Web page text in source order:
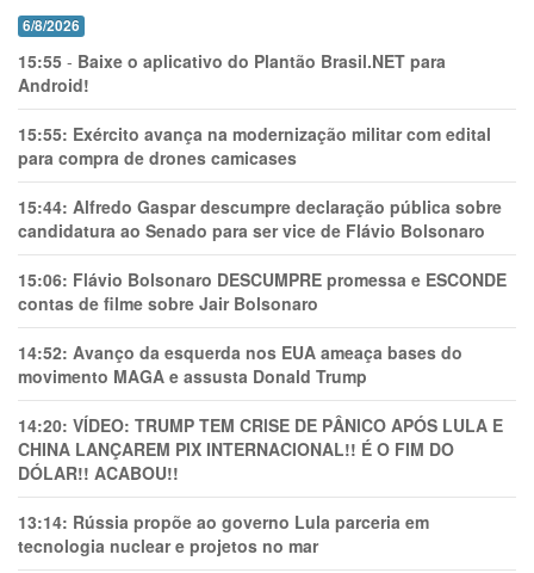
6/8/2026
15:55 - Baixe o aplicativo do Plantão Brasil.NET para
Android!
15:55: Exército avança na modernização militar com edital
para compra de drones camicases
15:44: Alfredo Gaspar descumpre declaração pública sobre
candidatura ao Senado para ser vice de Flávio Bolsonaro
15:06: Flávio Bolsonaro DESCUMPRE promessa e ESCONDE
contas de filme sobre Jair Bolsonaro
14:52: Avanço da esquerda nos EUA ameaça bases do
movimento MAGA e assusta Donald Trump
14:20: VÍDEO: TRUMP TEM CRlSE DE PÂNlCO APÓS LULA E
CHINA LANÇAREM PIX INTERNACIONAL!! É O FIM DO
DÓLAR!! ACABOU!!
13:14: Rússia propõe ao governo Lula parceria em
tecnologia nuclear e projetos no mar